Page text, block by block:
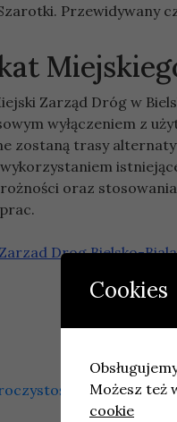
Przewidywany
Zarząd Dróg w
wyłączeniem z
zostaną trasy
oraz
Drog Bielsko-Biala
religijne w
Cookies
Możesz też
cookie